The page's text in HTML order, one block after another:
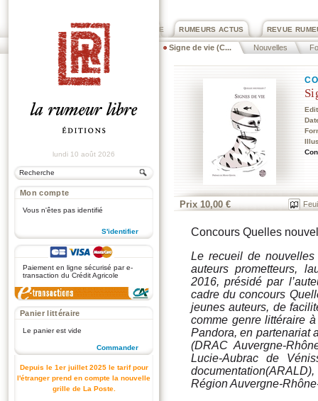
REVUE
RUMEURS ACTUS
PRIX ROGER DEXTRE
Signe de vie (C... Nouvelles
lundi 10 août 2026
Mon compte
Vous n'êtes pas identifié
S'identifier
Paiement en ligne sécurisé par e-
transaction du Crédit Agricole
Panier littéraire
Le panier est vide
Commander
Depuis le 1er juillet 2025 le tarif pour
l'étranger prend en compte la nouvelle
grille de La Poste.
Prix 10,00 €
Concours Quelles
Le recueil de
auteurs prometteurs,
2016, présidé par
cadre du concours
jeunes auteurs, de
comme genre littéraire
Pandora, en partenariat
(DRAC Auvergne-
Lucie-Aubrac de
Région Auvergne-